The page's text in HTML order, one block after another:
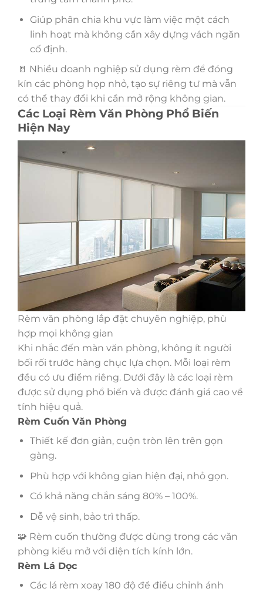
Giúp phân chia khu vực làm việc một cách
linh hoạt mà không cần xây dựng vách ngăn
cố định.
🚪 Nhiều doanh nghiệp sử dụng rèm để đóng
kín các phòng họp nhỏ, tạo sự riêng tư mà vẫn
có thể thay đổi khi cần mở rộng không gian.
Các Loại Rèm Văn Phòng Phổ Biến
Hiện Nay
Rèm văn phòng lắp đặt chuyên nghiệp, phù
hợp mọi không gian
Khi nhắc đến màn văn phòng, không ít người
bối rối trước hàng chục lựa chọn. Mỗi loại rèm
đều có ưu điểm riêng. Dưới đây là các loại rèm
được sử dụng phổ biến và được đánh giá cao về
tính hiệu quả.
Rèm Cuốn Văn Phòng
Thiết kế đơn giản, cuộn tròn lên trên gọn
gàng.
Phù hợp với không gian hiện đại, nhỏ gọn.
Có khả năng chắn sáng 80% – 100%.
Dễ vệ sinh, bảo trì thấp.
🧩 Rèm cuốn thường được dùng trong các văn
phòng kiểu mở với diện tích kính lớn.
Rèm Lá Dọc
Các lá rèm xoay 180 độ để điều chỉnh ánh